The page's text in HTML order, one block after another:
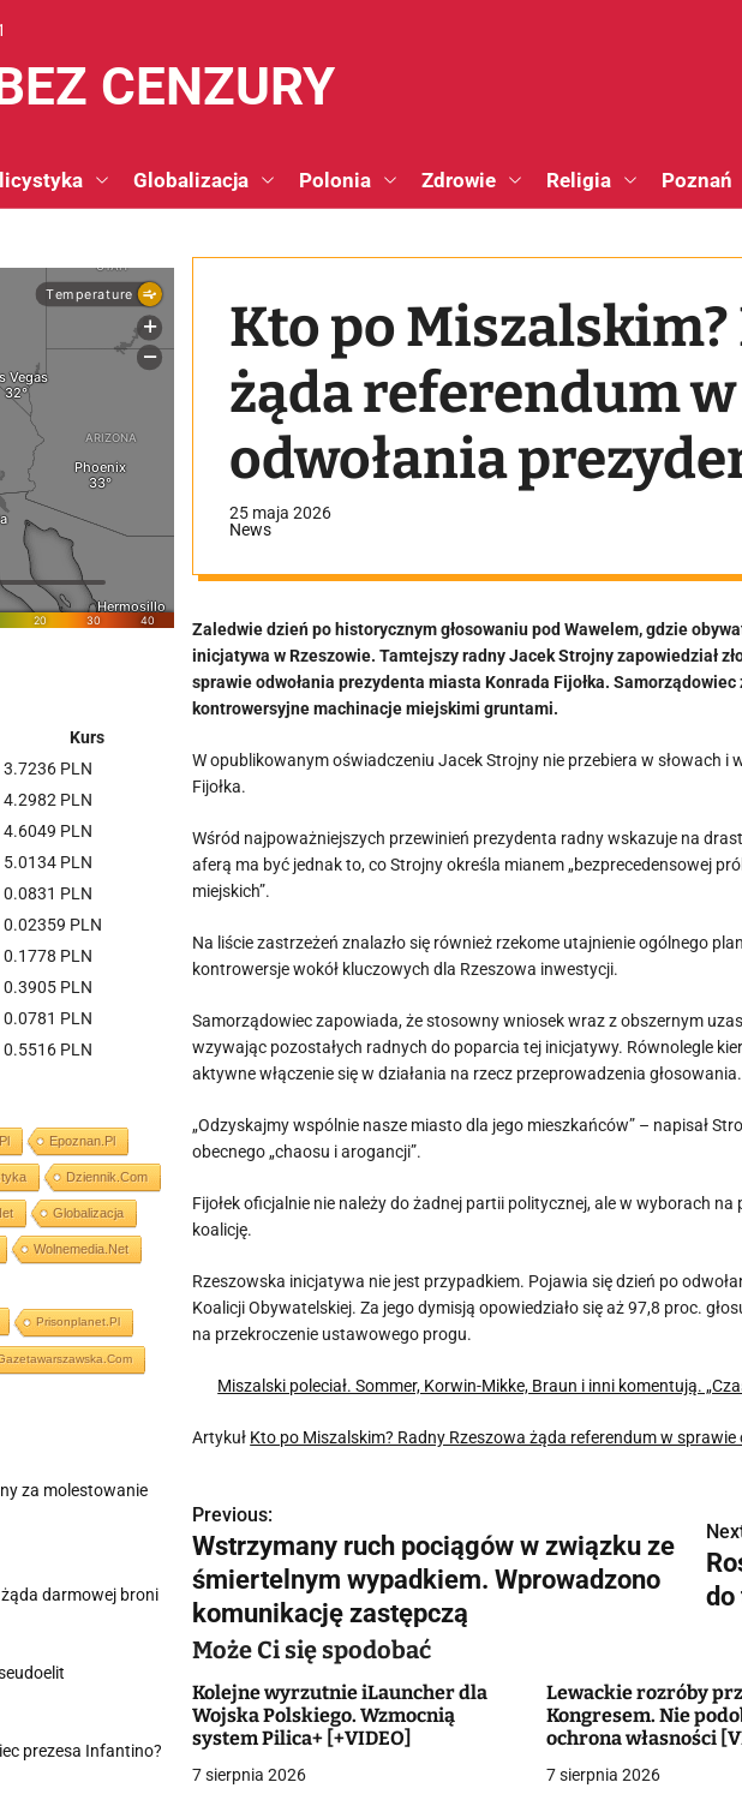
CENZURY
Globalizacja Polonia Zdrowie Religia Poznań
Kto po Miszalskim?
żąda referendum
odwołania
25 maja 2026
News
Zaledwie dzień po historycznym głosowaniu pod Wawelem, gdzie
inicjatywa w Rzeszowie. Tamtejszy radny Jacek Strojny zapowiedział
sprawie odwołania prezydenta miasta Konrada Fijołka.
kontrowersyjne machinacje miejskimi gruntami.
W opublikowanym oświadczeniu Jacek Strojny nie przebiera w słowach
Fijołka.
Wśród najpoważniejszych przewinień prezydenta radny wskazuje na
aferą ma być jednak to, co Strojny określa mianem „bezprecedensowej
miejskich”.
Na liście zastrzeżeń znalazło się również rzekome utajnienie ogólnego
kontrowersje wokół kluczowych dla Rzeszowa inwestycji.
Samorządowiec zapowiada, że stosowny wniosek wraz z obszernym
wzywając pozostałych radnych do poparcia tej inicjatywy. Równolegle
aktywne włączenie się w działania na rzecz przeprowadzenia głosowania.
„Odzyskajmy wspólnie nasze miasto dla jego mieszkańców” – napisał
obecnego „chaosu i arogancji”.
Fijołek oficjalnie nie należy do żadnej partii politycznej, ale w wyborach
koalicję.
Rzeszowska inicjatywa nie jest przypadkiem. Pojawia się dzień po
Koalicji Obywatelskiej. Za jego dymisją opowiedziało się aż 97,8 proc.
na przekroczenie ustawowego progu.
Miszalski poleciał. Sommer, Korwin-Mikke, Braun i inni komentują.
Artykuł Kto po Miszalskim? Radny Rzeszowa żąda referendum w sprawie
N
a
w
i
g
a
Previous:
Wstrzymany ruch pociągów w związku ze
śmiertelnym wypadkiem. Wprowadzono
komunikację zastępczą
do
Może Ci się spodobać
Kolejne wyrzutnie iLauncher dla
Wojska Polskiego. Wzmocnią
system Pilica+ [+VIDEO]
7 sierpnia 2026
Lewackie rozróby
Kongresem. Nie
ochrona własności
7 sierpnia 2026
Kurs
3.7236 PLN
4.2982 PLN
4.6049 PLN
5.0134 PLN
0.0831 PLN
0.02359 PLN
0.1778 PLN
0.3905 PLN
0.0781 PLN
0.5516 PLN
Epoznan.pl
Dziennik.com
Globalizacja
Wolnemedia.net
Prisonplanet.pl
za molestowanie
darmowej broni
prezesa Infantino?